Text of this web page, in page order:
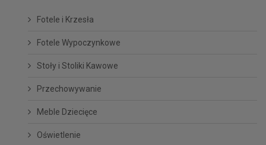
Fotele i Krzesła
Fotele Wypoczynkowe
Stoły i Stoliki Kawowe
Przechowywanie
Meble Dziecięce
Oświetlenie